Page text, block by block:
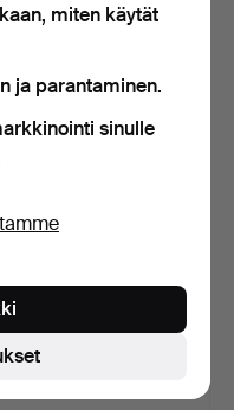
10 kpl,
8 tarjousta
USD
miten käytät
ja parantaminen.
sinulle